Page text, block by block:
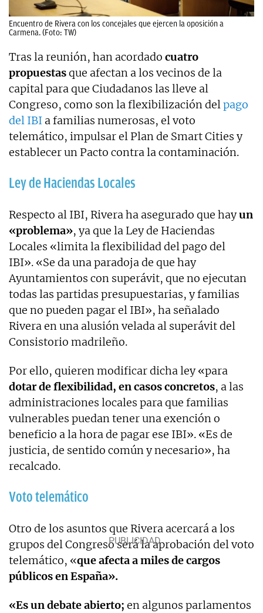
Encuentro de Rivera con los concejales que ejercen la oposición a
Carmena. (Foto: TW)
Tras la reunión, han acordado cuatro
propuestasque afectan a los vecinos de la
capital para que Ciudadanos las lleve al
Congreso, como son la flexibilización delpago
del IBI a familias numerosas, el voto
telemático, impulsar el Plan de Smart Cities y
establecer un Pacto contra la contaminación.
Ley de Haciendas Locales
Respecto al IBI, Rivera ha asegurado que hayun
«problema», ya que la Ley de Haciendas
Locales «limita la flexibilidad del pago del
IBI». «Se da una paradoja de que hay
Ayuntamientos con superávit, que no ejecutan
todas las partidas presupuestarias, y familias
que no pueden pagar el IBI», ha señalado
Rivera en una alusión velada al superávit del
Consistorio madrileño.
Por ello, quieren modificar dicha ley «para
dotar de flexibilidad, en casos concretos, a las
administraciones locales para que familias
vulnerables puedan tener una exención o
beneficio a la hora de pagar ese IBI». «Es de
justicia, de sentido común y necesario», ha
recalcado.
Voto telemático
Otro de los asuntos que Rivera acercará a los
grupos del Congreso será la aprobación del voto
telemático, «que afecta a miles de cargos
públicos en España».
«Es un debate abierto; en algunos parlamentos